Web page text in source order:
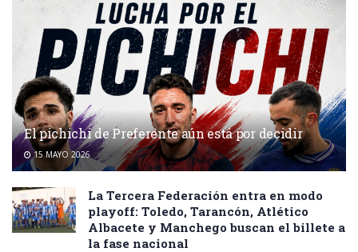
El pichichi de Preferente aún está por decidir
15 MAYO 2026
La Tercera Federación entra en modo
playoff: Toledo, Tarancón, Atlético
Albacete y Manchego buscan el billete a
la fase nacional